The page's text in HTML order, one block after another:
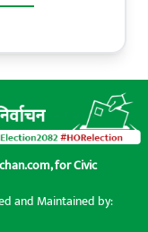
, for Civic
and Maintained by: